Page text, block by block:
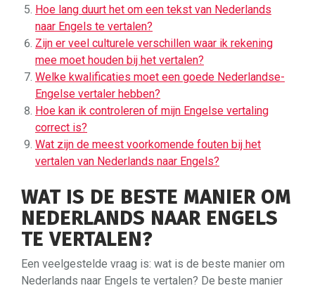
Hoe lang duurt het om een tekst van Nederlands
naar Engels te vertalen?
Zijn er veel culturele verschillen waar ik rekening
mee moet houden bij het vertalen?
Welke kwalificaties moet een goede Nederlandse-
Engelse vertaler hebben?
Hoe kan ik controleren of mijn Engelse vertaling
correct is?
Wat zijn de meest voorkomende fouten bij het
vertalen van Nederlands naar Engels?
WAT IS DE BESTE MANIER OM
NEDERLANDS NAAR ENGELS
TE VERTALEN?
Een veelgestelde vraag is: wat is de beste manier om
Nederlands naar Engels te vertalen? De beste manier